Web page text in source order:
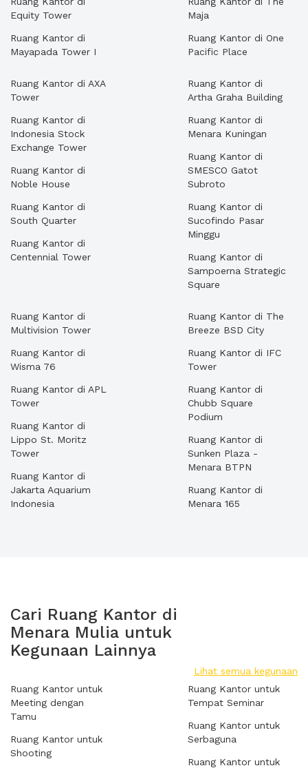
Equity Tower
Ruang Kantor di
Mayapada Tower I
Maja
Ruang Kantor di One
Pacific Place
Ruang Kantor di AXA
Tower
Ruang Kantor di
Indonesia Stock
Exchange Tower
Ruang Kantor di
Noble House
Ruang Kantor di
South Quarter
Ruang Kantor di
Centennial Tower
Ruang Kantor di
Artha Graha Building
Ruang Kantor di
Menara Kuningan
Ruang Kantor di
SMESCO Gatot
Subroto
Ruang Kantor di
Sucofindo Pasar
Minggu
Ruang Kantor di
Sampoerna Strategic
Square
Ruang Kantor di
Multivision Tower
Ruang Kantor di
Wisma 76
Ruang Kantor di APL
Tower
Ruang Kantor di
Lippo St. Moritz
Tower
Ruang Kantor di
Jakarta Aquarium
Indonesia
Ruang Kantor di The
Breeze BSD City
Ruang Kantor di IFC
Tower
Ruang Kantor di
Chubb Square
Podium
Ruang Kantor di
Sunken Plaza -
Menara BTPN
Ruang Kantor di
Menara 165
Cari Ruang Kantor di
Menara Mulia untuk
Kegunaan Lainnya
Lihat semua kegunaan
Ruang Kantor untuk
Meeting dengan
Tamu
Ruang Kantor untuk
Shooting
Ruang Kantor untuk
Tempat Seminar
Ruang Kantor untuk
Serbaguna
Ruang Kantor untuk